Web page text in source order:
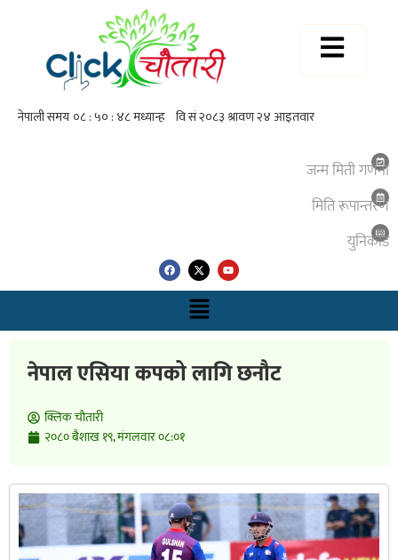
जन्म मिती गणना
मिति रूपान्तरण
युनिकाेड
नेपाल एसिया कपको लागि छनौट
क्लिक चाैतारी
२०८० बैशाख १९, मंगलवार ०८:०१